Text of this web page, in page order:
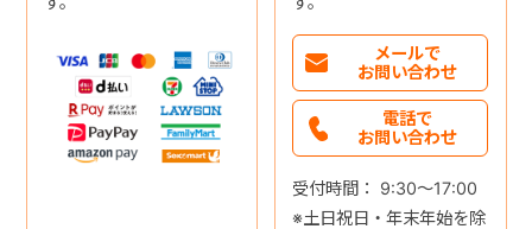
メールで
お問い合わせ
電話で
お問い合わせ
受付時間： 9:30～17:00
※土日祝日・年末年始を除